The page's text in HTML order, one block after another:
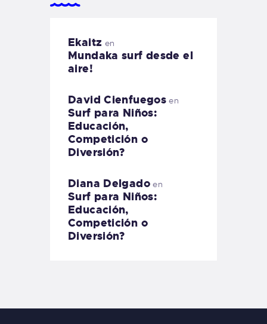
Ekaitz en
Mundaka surf desde el
aire!
David Cienfuegos en
Surf para Niños:
Educación,
Competición o
Diversión?
Diana Delgadoen
Surf para Niños:
Educación,
Competición o
Diversión?